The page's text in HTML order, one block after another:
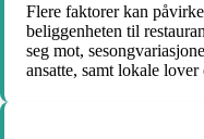
Flere faktorer kan
beliggenheten til
seg mot,
ansatte, samt lokale